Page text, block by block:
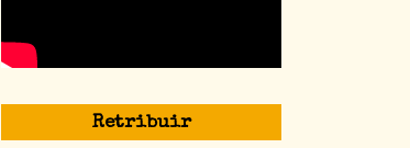
Retribuir